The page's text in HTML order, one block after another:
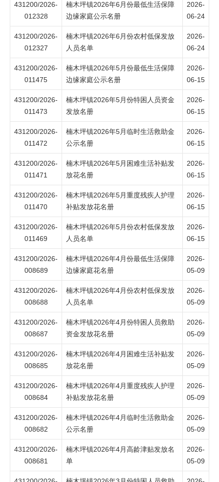
431200/2026-
012328
楠木坪镇2026年6月份最低生活保障
边缘家庭公示名册
2026-
06-24
431200/2026-
012327
楠木坪镇2026年6月份农村低保发放
人员名单
2026-
06-24
431200/2026-
011475
楠木坪镇2026年5月份最低生活保障
边缘家庭公示名册
2026-
06-15
431200/2026-
011473
楠木坪镇2026年5月份特困人员资金
发放名册
2026-
06-15
431200/2026-
011472
楠木坪镇2026年5月临时生活救助金
公示名册
2026-
06-15
431200/2026-
011471
楠木坪镇2026年5月困难生活补贴发
放花名册
2026-
06-15
431200/2026-
011470
楠木坪镇2026年5月重度残疾人护理
补贴发放花名册
2026-
06-15
431200/2026-
011469
楠木坪镇2026年5月份农村低保发放
人员名单
2026-
06-15
431200/2026-
008689
楠木坪镇2026年4月份最低生活保障
边缘家庭花名册
2026-
05-09
431200/2026-
008688
楠木坪镇2026年4月份农村低保发放
人员名单
2026-
05-09
431200/2026-
008687
楠木坪镇2026年4月份特困人员救助
资金发放花名册
2026-
05-09
431200/2026-
008685
楠木坪镇2026年4月困难生活补贴发
放花名册
2026-
05-09
431200/2026-
008684
楠木坪镇2026年4月重度残疾人护理
补贴发放花名册
2026-
05-09
431200/2026-
008682
楠木坪镇2026年4月临时生活救助金
公示名册
2026-
05-09
431200/2026-
008681
楠木坪镇2026年4月高龄津贴发放名
单
2026-
05-09